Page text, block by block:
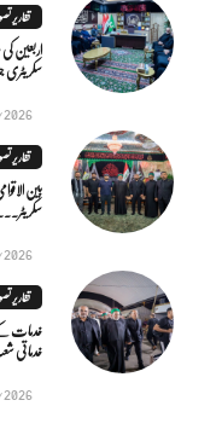
تقاریر
اربعین
تقاریر
بین
تقاریر
خدمات